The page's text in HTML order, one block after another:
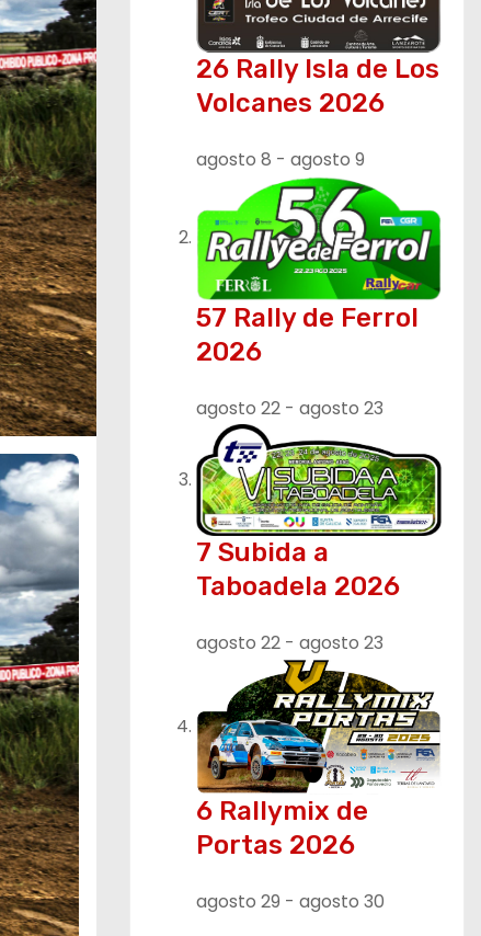
26 Rally Isla de Los
Volcanes 2026
agosto 8 - agosto 9
57 Rally de Ferrol
2026
agosto 22 - agosto 23
7 Subida a
Taboadela 2026
agosto 22 - agosto 23
6 Rallymix de
Portas 2026
agosto 29 - agosto 30